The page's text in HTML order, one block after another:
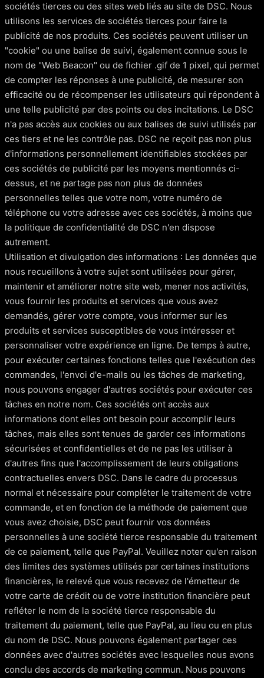
sociétés tierces ou des sites web liés au site de DSC. Nous
utilisons les services de sociétés tierces pour faire la
publicité de nos produits. Ces sociétés peuvent utiliser un
"cookie" ou une balise de suivi, également connue sous le
nom de "Web Beacon" ou de fichier .gif de 1 pixel, qui permet
de compter les réponses à une publicité, de mesurer son
efficacité ou de récompenser les utilisateurs qui répondent à
une telle publicité par des points ou des incitations. Le DSC
n'a pas accès aux cookies ou aux balises de suivi utilisés par
ces tiers et ne les contrôle pas. DSC ne reçoit pas non plus
d'informations personnellement identifiables stockées par
ces sociétés de publicité par les moyens mentionnés ci-
dessus, et ne partage pas non plus de données
personnelles telles que votre nom, votre numéro de
téléphone ou votre adresse avec ces sociétés, à moins que
la politique de confidentialité de DSC n'en dispose
autrement.
Utilisation et divulgation des informations : Les données que
nous recueillons à votre sujet sont utilisées pour gérer,
maintenir et améliorer notre site web, mener nos activités,
vous fournir les produits et services que vous avez
demandés, gérer votre compte, vous informer sur les
produits et services susceptibles de vous intéresser et
personnaliser votre expérience en ligne. De temps à autre,
pour exécuter certaines fonctions telles que l'exécution des
commandes, l'envoi d'e-mails ou les tâches de marketing,
nous pouvons engager d'autres sociétés pour exécuter ces
tâches en notre nom. Ces sociétés ont accès aux
informations dont elles ont besoin pour accomplir leurs
tâches, mais elles sont tenues de garder ces informations
sécurisées et confidentielles et de ne pas les utiliser à
d'autres fins que l'accomplissement de leurs obligations
contractuelles envers DSC. Dans le cadre du processus
normal et nécessaire pour compléter le traitement de votre
commande, et en fonction de la méthode de paiement que
vous avez choisie, DSC peut fournir vos données
personnelles à une société tierce responsable du traitement
de ce paiement, telle que PayPal. Veuillez noter qu'en raison
des limites des systèmes utilisés par certaines institutions
financières, le relevé que vous recevez de l'émetteur de
votre carte de crédit ou de votre institution financière peut
refléter le nom de la société tierce responsable du
traitement du paiement, telle que PayPal, au lieu ou en plus
du nom de DSC. Nous pouvons également partager ces
données avec d'autres sociétés avec lesquelles nous avons
conclu des accords de marketing commun. Nous pouvons